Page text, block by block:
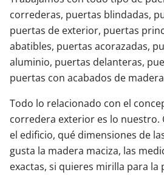
correderas, puertas blindadas,
puertas de exterior, puertas
abatibles, puertas acorazadas,
aluminio, puertas delanteras,
puertas con acabados de
Todo lo relacionado con el
corredera exterior es lo nuestro.
el edificio, qué dimensiones de
gusta la madera maciza, las
exactas, si quieres mirilla para la